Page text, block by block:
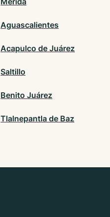
Aguascalientes
Acapulco de Juárez
Saltillo
Benito Juárez
Tlalnepantla de Baz